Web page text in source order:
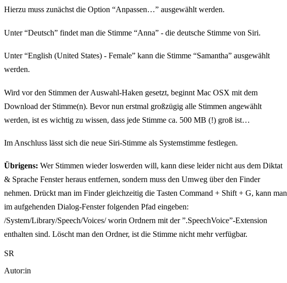
Hierzu muss zunächst die Option “Anpassen…” ausgewählt werden.
Unter “Deutsch” findet man die Stimme “Anna” - die deutsche Stimme von Siri.
Unter “English (United States) - Female” kann die Stimme “Samantha” ausgewählt
werden.
Wird vor den Stimmen der Auswahl-Haken gesetzt, beginnt Mac OSX mit dem
Download der Stimme(n). Bevor nun erstmal großzügig alle Stimmen angewählt
werden, ist es wichtig zu wissen, dass jede Stimme ca. 500 MB (!) groß ist…
Im Anschluss lässt sich die neue Siri-Stimme als Systemstimme festlegen.
Übrigens: Wer Stimmen wieder loswerden will, kann diese leider nicht aus dem Diktat
& Sprache Fenster heraus entfernen, sondern muss den Umweg über den Finder
nehmen. Drückt man im Finder gleichzeitig die Tasten Command + Shift + G, kann man
im aufgehenden Dialog-Fenster folgenden Pfad eingeben:
/System/Library/Speech/Voices/ worin Ordnern mit der ”.SpeechVoice”-Extension
enthalten sind. Löscht man den Ordner, ist die Stimme nicht mehr verfügbar.
SR
Autor:in